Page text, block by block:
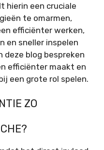
hierin een cruciale
te omarmen,
efficiënter werken,
en sneller inspelen
deze blog bespreken
efficiënter maakt en
een grote rol spelen.
ZO